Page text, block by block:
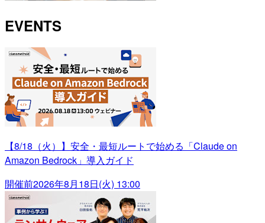
EVENTS
【8/18（火）】安全・最短ルートで始める「Claude on
Amazon Bedrock」導入ガイド
開催前2026年8月18日(火) 13:00